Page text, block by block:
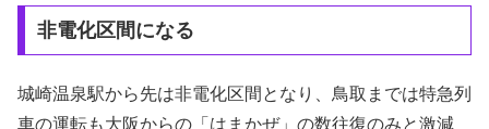
非電化区間になる
城崎温泉駅から先は非電化区間となり、鳥取までは特急列
車の運転も大阪からの「はまかぜ」の数往復のみと激減